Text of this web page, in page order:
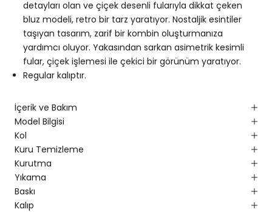
detayları olan ve çiçek desenli fularıyla dikkat çeken
bluz modeli, retro bir tarz yaratıyor. Nostaljik esintiler
taşıyan tasarım, zarif bir kombin oluşturmanıza
yardımcı oluyor. Yakasından sarkan asimetrik kesimli
fular, çiçek işlemesi ile çekici bir görünüm yaratıyor.
Regular kalıptır.
İçerik ve Bakım
Model Bilgisi
Kol
Kuru Temizleme
Kurutma
Yıkama
Baskı
Kalıp